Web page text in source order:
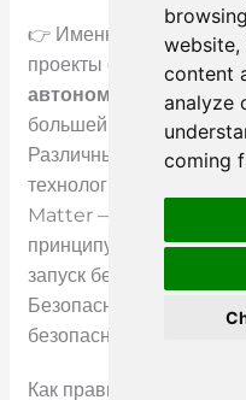
content
analyze
coming
👉 Именно поэтому
проекты отдают
автономные или
большей стабильности.
Различные «умные»
технологии — такие
Matter — но все они
принципу: проверка
запуск безопасного
Безопасны ли умные
безопасности)
Как правило, «умные»